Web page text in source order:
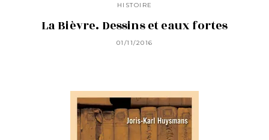
HISTOIRE
La Bièvre. Dessins et eaux fortes
01/11/2016